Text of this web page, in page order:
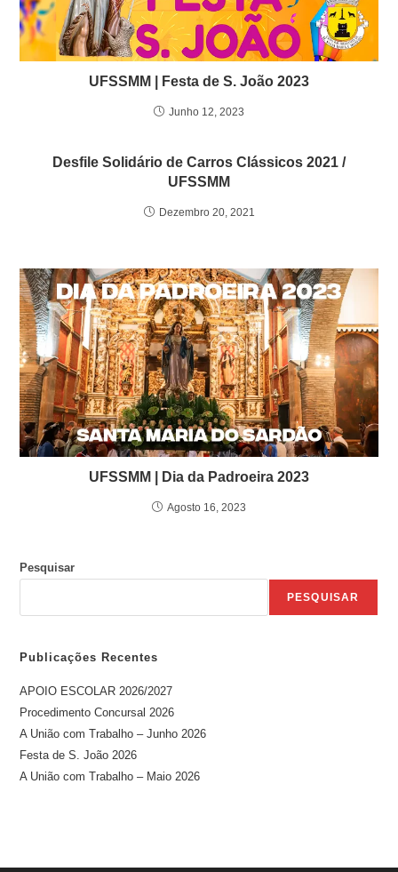
UFSSMM | Festa de S. João 2023
Junho 12, 2023
Desfile Solidário de Carros Clássicos 2021 /
UFSSMM
Dezembro 20, 2021
UFSSMM | Dia da Padroeira 2023
Agosto 16, 2023
Pesquisar
PESQUISAR
Publicações Recentes
APOIO ESCOLAR 2026/2027
Procedimento Concursal 2026
A União com Trabalho – Junho 2026
Festa de S. João 2026
A União com Trabalho – Maio 2026